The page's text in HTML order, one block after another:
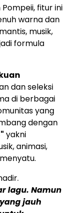
Pompeii, fitur ini
warna dan
musik,
formula
dan seleksi
di berbagai
yang
dengan
yakni
animasi,
lagu. Namun
jauh